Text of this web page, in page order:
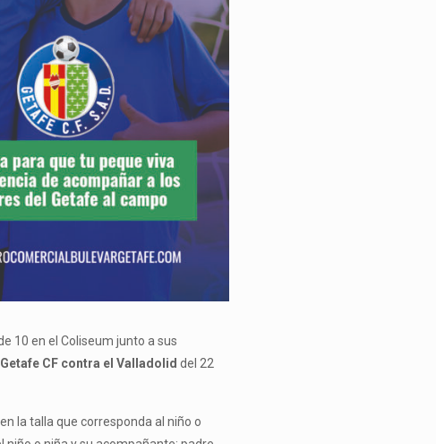
10 en el Coliseum junto a sus
CF contra el Valladolid del 22
la talla que corresponda al niño o